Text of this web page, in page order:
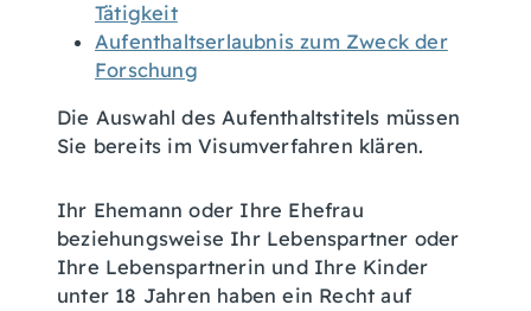
Tätigkeit
Aufenthaltserlaubnis zum Zweck der
Forschung
Die Auswahl des Aufenthaltstitels müssen
Sie bereits im Visumverfahren klären.
Ihr Ehemann oder Ihre Ehefrau
beziehungsweise Ihr Lebenspartner oder
Ihre Lebenspartnerin und Ihre Kinder
unter 18 Jahren haben ein Recht auf